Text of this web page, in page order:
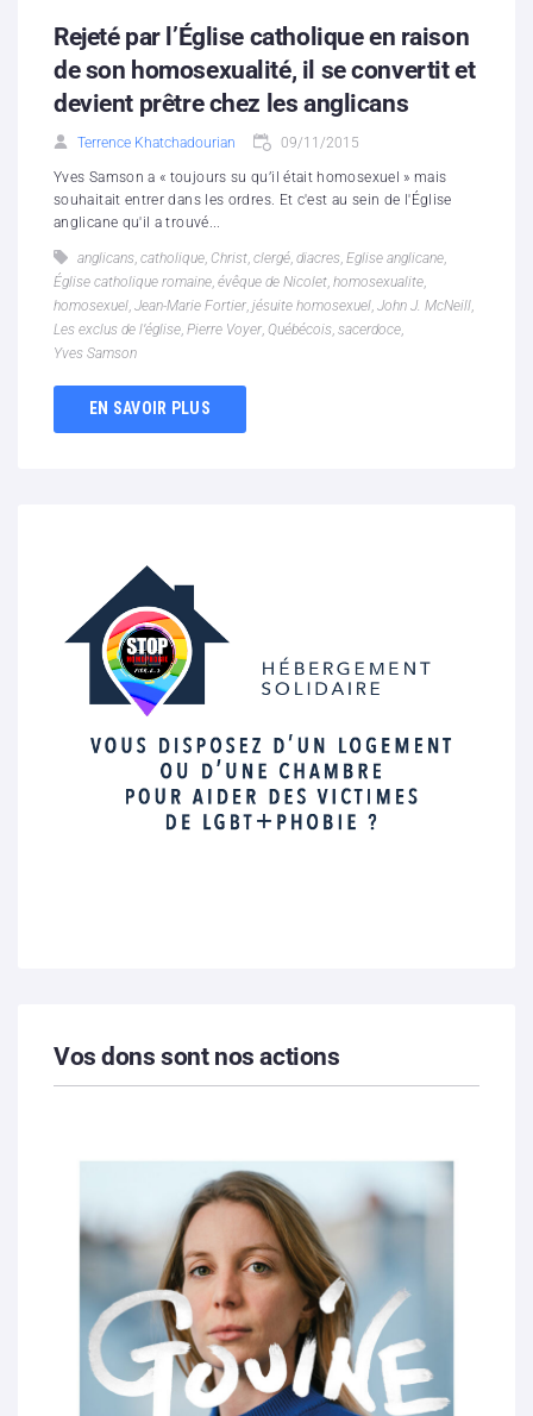
Rejeté par l’Église catholique en raison
de son homosexualité, il se convertit et
devient prêtre chez les anglicans
Terrence Khatchadourian 09/11/2015
Yves Samson a « toujours su qu’il était homosexuel » mais
souhaitait entrer dans les ordres. Et c'est au sein de l'Église
anglicane qu'il a trouvé...
anglicans, catholique, Christ, clergé, diacres, Eglise anglicane,
Église catholique romaine, évêque de Nicolet, homosexualite,
homosexuel, Jean-Marie Fortier, jésuite homosexuel, John J. McNeill,
Les exclus de l’église, Pierre Voyer, Québécois, sacerdoce,
Yves Samson
EN SAVOIR PLUS
Vos dons sont nos actions